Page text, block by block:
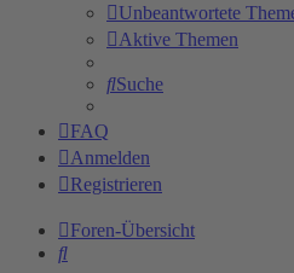
Unbeantwortete
Aktive Themen
Suche
FAQ
Anmelden
Registrieren
Foren-Übersicht
Suche